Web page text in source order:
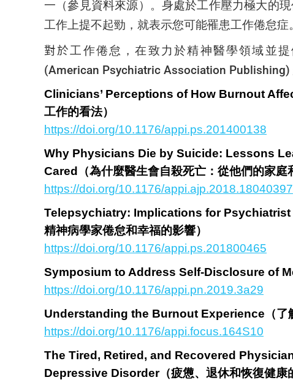
一（參見資料來源）。身處於工作壓力極大的
工作上提不起勁，就表示您可能罹患工作倦怠症。
對於工作倦怠，在致力於精神醫學領域並
(American Psychiatric Association Publishing)
Clinicians’ Perceptions of How Burnout
工作的看法）
https://doi.org/10.1176/appi.ps.201400138
Why Physicians Die by Suicide: Lessons
Cared（為什麼醫生會自殺死亡：從他們的家庭
https://doi.org/10.1176/appi.ajp.2018.18040397
Telepsychiatry: Implications for
精神病學家倦怠和幸福的影響）
https://doi.org/10.1176/appi.ps.201800465
Symposium to Address Self-Disclosure of
https://doi.org/10.1176/appi.pn.2019.3a29
Understanding the Burnout Experience（了
https://doi.org/10.1176/appi.focus.164S10
The Tired, Retired, and Recovered
Depressive Disorder（疲憊、退休和恢復健康